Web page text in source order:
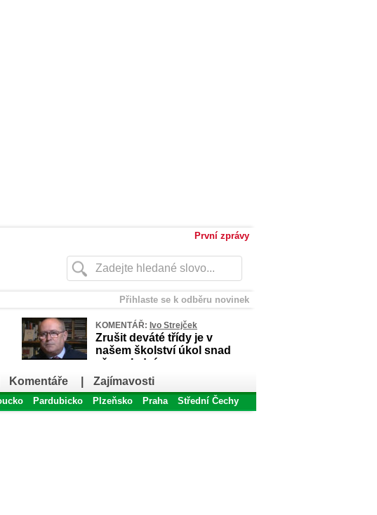
První zprávy
Přihlaste se k odběru novinek
KOMENTÁŘ: Ivo Strejček
Zrušit deváté třídy je v
našem školství úkol snad
až poslední
Komentáře Zajímavosti
Pardubicko Plzeňsko Praha
Střední Čechy